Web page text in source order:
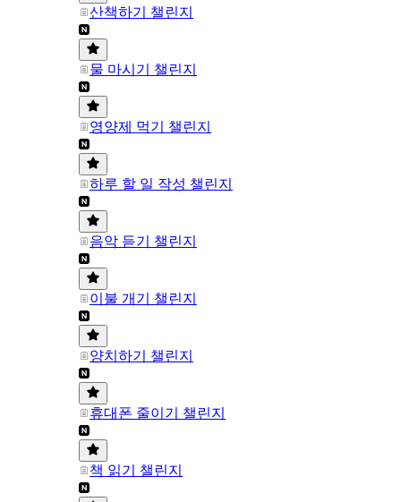
산책하기 챌린지
물 마시기 챌린지
영양제 먹기 챌린지
하루 할 일 작성 챌린지
음악 듣기 챌린지
이불 개기 챌린지
양치하기 챌린지
휴대폰 줄이기 챌린지
책 읽기 챌린지